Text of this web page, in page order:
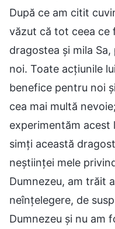
După ce am citit
văzut că tot ceea ce
dragostea și mila
noi. Toate acțiunile
benefice pentru noi
cea mai multă
experimentăm acest
simți această
neștiinței mele
Dumnezeu, am trăit
neînțelegere, de
Dumnezeu și nu am